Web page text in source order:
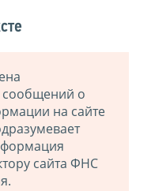
сообщений о
на сайте
сайта ФНС